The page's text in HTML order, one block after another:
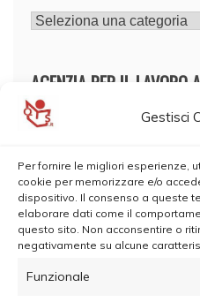
Gestisci
Per fornire le migliori esperienze,
cookie per memorizzare e/o
dispositivo. Il consenso a queste
elaborare dati come il
questo sito. Non acconsentire o
negativamente su alcune
Funzionale
CATEGORIE
AGENZIA PER IL LAVORO